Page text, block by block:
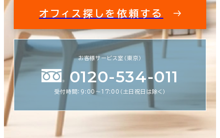
オフィス探しを依頼する
お客様サービス室（東京）
0120-534-011
受付時間：9:00〜17:00（土日祝日は除く）